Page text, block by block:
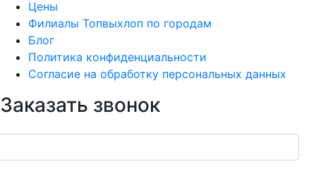
Цены
Филиалы Топвыхлоп по городам
Блог
Политика конфиденциальности
Согласие на обработку персональных данных
Заказать звонок